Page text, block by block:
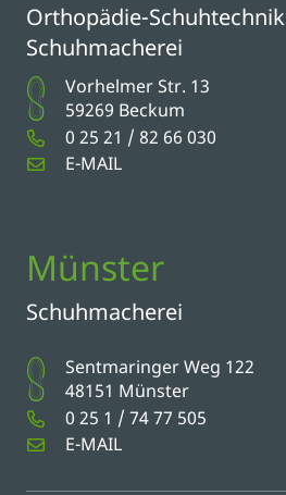
Orthopädie-Schuhtechnik
Schuhmacherei
Vorhelmer Str. 13
59269 Beckum
0 25 21 / 82 66 030
E-MAIL
Münster
Schuhmacherei
Sentmaringer Weg 122
48151 Münster
0 25 1 / 74 77 505
E-MAIL